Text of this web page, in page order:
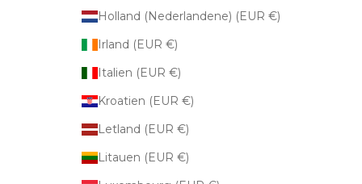
Holland (Nederlandene) (EUR €)
Irland (EUR €)
Italien (EUR €)
Kroatien (EUR €)
Letland (EUR €)
Litauen (EUR €)